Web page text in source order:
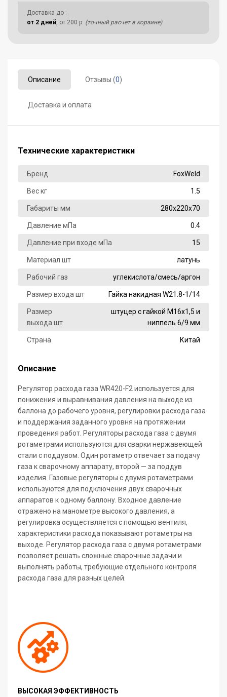
Описание Отзывы (0)
Доставка и оплата
Технические характеристики
Бренд FoxWeld
Вес кг 1.5
Габариты мм 280х220х70
Давление мПа 0.4
Давление при входе мПа 15
Материал шт латунь
Рабочий газ углекислота/смесь/аргон
Размер входа шт Гайка накидная W21.8-1/14
Размер
выхода шт
штуцер с гайкой M16х1,5 и
ниппель 6/9 мм
Страна Китай
Описание
Регулятор расхода газа WR420-F2 используется для
понижения и выравнивания давления на выходе из
баллона до рабочего уровня, регулировки расхода газа
и поддержания заданного уровня на протяжении
проведения работ. Регуляторы расхода газа с двумя
ротаметрами используются для сварки нержавеющей
стали с поддувом. Один ротаметр отвечает за подачу
газа к сварочному аппарату, второй — за поддув
изделия. Газовые регуляторы с двумя ротаметрами
используются для подключения двух сварочных
аппаратов к одному баллону. Входное давление
отражено на манометре высокого давления, а
регулировка осуществляется с помощью вентиля,
характеристики расхода показывают ротаметры на
выходе. Регулятор расхода газа с двумя ротаметрами
позволяет решать сложные сварочные задачи и
выполнять работы, требующие отдельного контроля
расхода газа для разных целей.
ВЫСОКАЯ ЭФФЕКТИВНОСТЬ
Доставка до :
от 2 дней, от 200 р. (точный расчет в корзине)